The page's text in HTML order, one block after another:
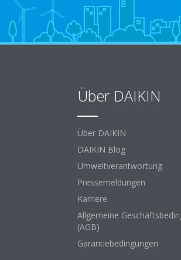
Über DAIKIN
Über DAIKIN
DAIKIN Blog
Umweltverantwortung
Pressemeldungen
Karriere
Allgemeine
(AGB)
Garantiebedingungen